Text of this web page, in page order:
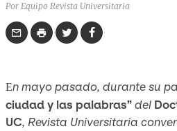
Por Equipo Revista Universitaria
En mayo pasado, durante su
ciudad y las palabras”del
UC, Revista Universitaria